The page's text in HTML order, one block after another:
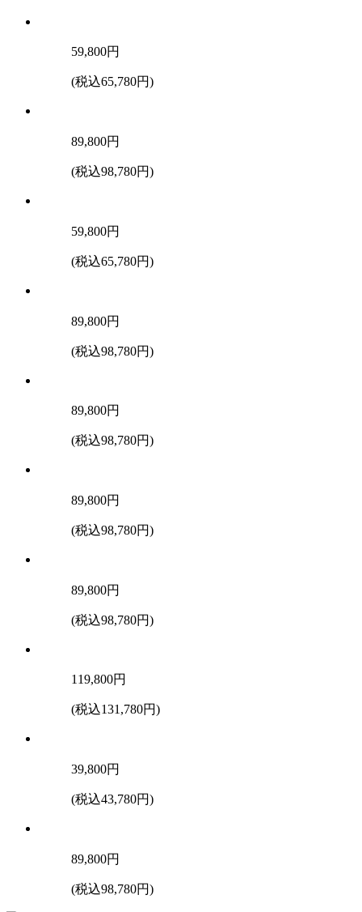
59,800円
(税込65,780円)
89,800円
(税込98,780円)
59,800円
(税込65,780円)
89,800円
(税込98,780円)
89,800円
(税込98,780円)
89,800円
(税込98,780円)
89,800円
(税込98,780円)
119,800円
(税込131,780円)
39,800円
(税込43,780円)
89,800円
(税込98,780円)